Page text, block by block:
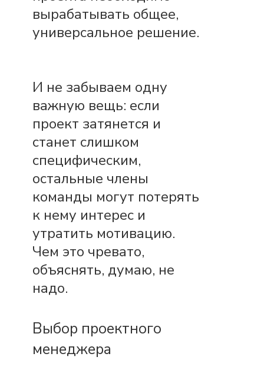
вырабатывать общее,
универсальное решение.
И не забываем одну
важную вещь: если
проект затянется и
станет слишком
специфическим,
остальные члены
команды могут потерять
к нему интерес и
утратить мотивацию.
Чем это чревато,
объяснять, думаю, не
надо.
Выбор проектного
менеджера